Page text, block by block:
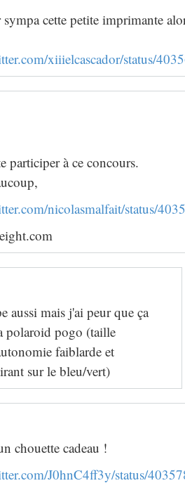
cette petite imprimante
xiiielcascador/status/
participer à ce concours.
nicolasmalfait/status/
aussi mais j'ai peur que ça
polaroid pogo (taille
faiblarde et
sur le bleu/vert)
chouette cadeau !
J0hnC4ff3y/status/